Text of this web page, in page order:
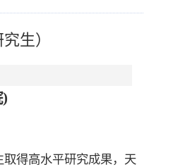
生）
得高水平研究成果，天